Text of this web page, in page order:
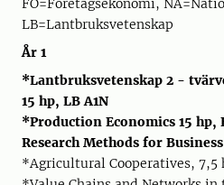
FÖ=Företagsekonomi,
LB=Lantbruksvetenskap
År 1
*Lantbruksvetenskap 2 -
15 hp, LB A1N
*Production Economics 15 hp,
Research Methods for
*Agricultural Cooperatives, 7,5